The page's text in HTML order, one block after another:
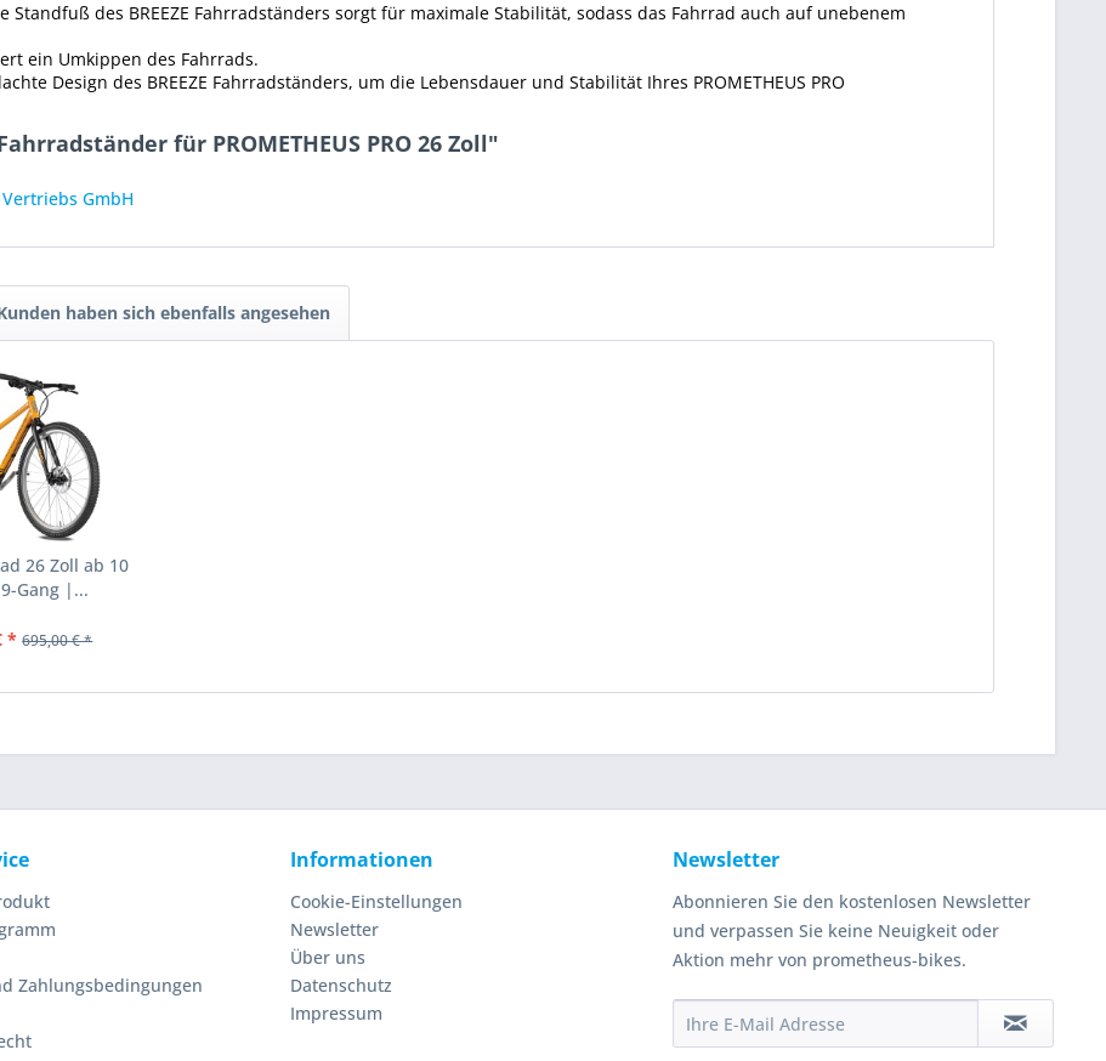
Standfuß des BREEZE Fahrradständers sorgt für maximale Stabilität, sodass das Fahrrad auch auf unebenem
ein Umkippen des Fahrrads.
Design des BREEZE Fahrradständers, um die Lebensdauer und Stabilität Ihres PROMETHEUS PRO
für PROMETHEUS PRO 26 Zoll"
GmbH
haben sich ebenfalls angesehen
26 Zoll ab 10
Gang |...
* 695,00 € *
Zahlungsbedingungen
Informationen
Cookie-Einstellungen
Newsletter
Über uns
Datenschutz
Impressum
Newsletter
Abonnieren Sie den kostenlosen Newsletter
und verpassen Sie keine Neuigkeit oder
Aktion mehr von prometheus-bikes.